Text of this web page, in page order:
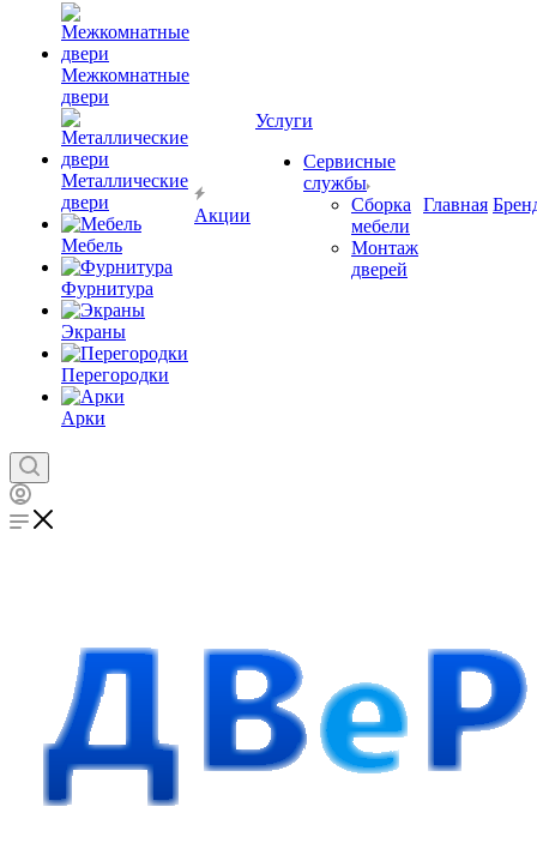
Межкомнатные
двери
Металлические
двери
Мебель
Фурнитура
Экраны
Перегородки
Арки
Акции
Услуги
Сервисные
службы
Сборка
мебели
Монтаж
дверей
Главная